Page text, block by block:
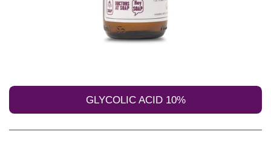
GLYCOLIC ACID 10%